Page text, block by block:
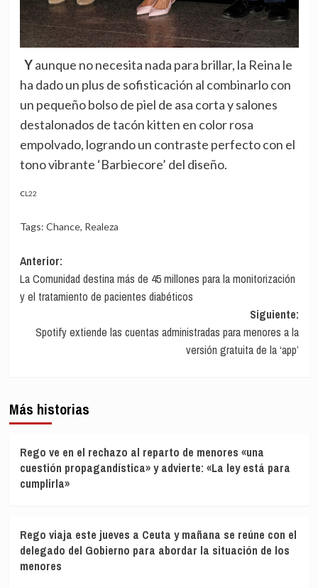
Y aunque no necesita nada para brillar, la Reina le
ha dado un plus de sofisticación al combinarlo con
un pequeño bolso de piel de asa corta y salones
destalonados de tacón kitten en color rosa
empolvado, logrando un contraste perfecto con el
tono vibrante ‘Barbiecore’ del diseño.
CL22
Tags: Chance, Realeza
Navegación
de
entradas
Anterior:
La Comunidad destina más de 45 millones para la monitorización
y el tratamiento de pacientes diabéticos
Siguiente:
Spotify extiende las cuentas administradas para menores a la
versión gratuita de la ‘app’
Más historias
Rego ve en el rechazo al reparto de menores «una
cuestión propagandística» y advierte: «La ley está para
cumplirla»
Rego viaja este jueves a Ceuta y mañana se reúne con el
delegado del Gobierno para abordar la situación de los
menores